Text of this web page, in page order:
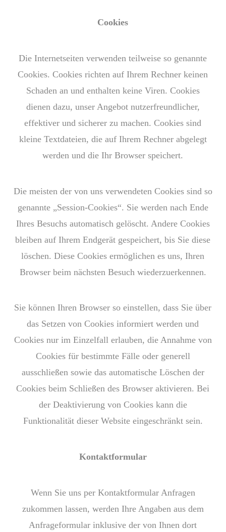
Cookies
Die Internetseiten verwenden teilweise so genannte
Cookies. Cookies richten auf Ihrem Rechner keinen
Schaden an und enthalten keine Viren. Cookies
dienen dazu, unser Angebot nutzerfreundlicher,
effektiver und sicherer zu machen. Cookies sind
kleine Textdateien, die auf Ihrem Rechner abgelegt
werden und die Ihr Browser speichert.
Die meisten der von uns verwendeten Cookies sind so
genannte „Session-Cookies“. Sie werden nach Ende
Ihres Besuchs automatisch gelöscht. Andere Cookies
bleiben auf Ihrem Endgerät gespeichert, bis Sie diese
löschen. Diese Cookies ermöglichen es uns, Ihren
Browser beim nächsten Besuch wiederzuerkennen.
Sie können Ihren Browser so einstellen, dass Sie über
das Setzen von Cookies informiert werden und
Cookies nur im Einzelfall erlauben, die Annahme von
Cookies für bestimmte Fälle oder generell
ausschließen sowie das automatische Löschen der
Cookies beim Schließen des Browser aktivieren. Bei
der Deaktivierung von Cookies kann die
Funktionalität dieser Website eingeschränkt sein.
Kontaktformular
Wenn Sie uns per Kontaktformular Anfragen
zukommen lassen, werden Ihre Angaben aus dem
Anfrageformular inklusive der von Ihnen dort